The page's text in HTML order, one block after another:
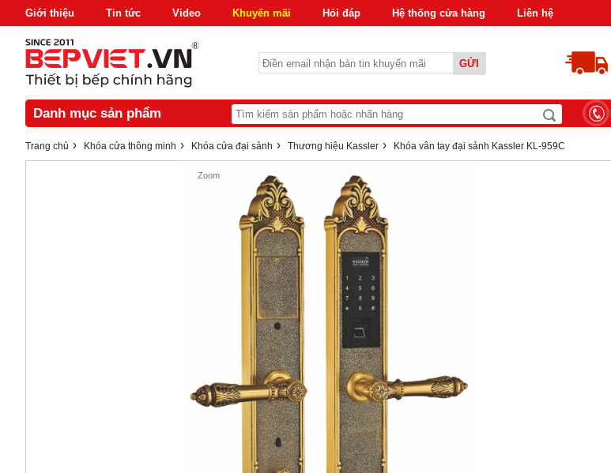
Giới thiệu Tin tức Video Khuyến mãi Hỏi đáp Hệ thống cửa hàng Liên hệ
GỬI
Danh mục sản phẩm
Trang chủ › Khóa cửa thông minh › Khóa cửa đại sảnh › Thương hiệu Kassler › Khóa vân tay đại sảnh Kassler KL-959C
Zoom